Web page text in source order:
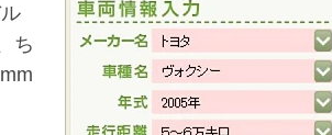
ち